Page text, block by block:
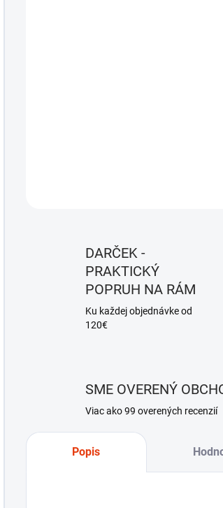
DARČEK -
PRAKTICKÝ
POPRUH NA RÁM
Ku každej objednávke od
120€
SME OVERENÝ
Viac ako 99 overených recenzií
Popis